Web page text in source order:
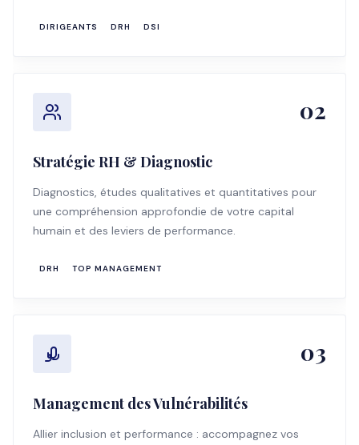
DIRIGEANTS DRH DSI
02
Stratégie RH & Diagnostic
Diagnostics, études qualitatives et quantitatives pour
une compréhension approfondie de votre capital
humain et des leviers de performance.
DRH TOP MANAGEMENT
03
Management des Vulnérabilités
Allier inclusion et performance : accompagnez vos